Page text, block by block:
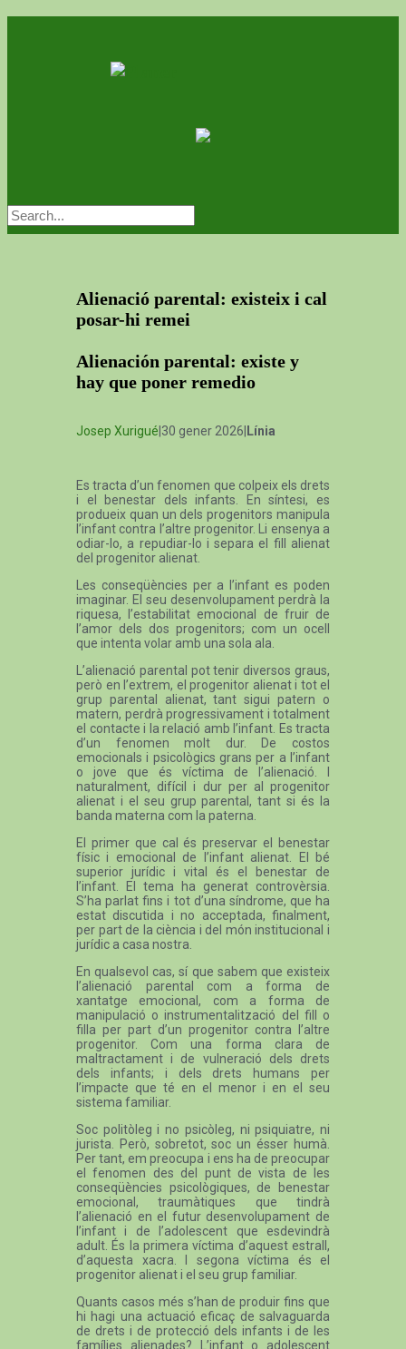
Alienació parental: existeix i cal
posar-hi remei
Alienación parental: existe y
hay que poner remedio
Josep Xurigué |30 gener 2026| Línia
Es tracta d’un fenomen que colpeix els drets
i el benestar dels infants. En síntesi, es
produeix quan un dels progenitors manipula
l’infant contra l’altre progenitor. Li ensenya a
odiar-lo, a repudiar-lo i separa el fill alienat
del progenitor alienat.
Les conseqüències per a l’infant es poden
imaginar. El seu desenvolupament perdrà la
riquesa, l’estabilitat emocional de fruir de
l’amor dels dos progenitors; com un ocell
que intenta volar amb una sola ala.
L’alienació parental pot tenir diversos graus,
però en l’extrem, el progenitor alienat i tot el
grup parental alienat, tant sigui patern o
matern, perdrà progressivament i totalment
el contacte i la relació amb l’infant. Es tracta
d’un fenomen molt dur. De costos
emocionals i psicològics grans per a l’infant
o jove que és víctima de l’alienació. I
naturalment, difícil i dur per al progenitor
alienat i el seu grup parental, tant si és la
banda materna com la paterna.
El primer que cal és preservar el benestar
físic i emocional de l’infant alienat. El bé
superior jurídic i vital és el benestar de
l’infant. El tema ha generat controvèrsia.
S’ha parlat fins i tot d’una síndrome, que ha
estat discutida i no acceptada, finalment,
per part de la ciència i del món institucional i
jurídic a casa nostra.
En qualsevol cas, sí que sabem que existeix
l’alienació parental com a forma de
xantatge emocional, com a forma de
manipulació o instrumentalització del fill o
filla per part d’un progenitor contra l’altre
progenitor. Com una forma clara de
maltractament i de vulneració dels drets
dels infants; i dels drets humans per
l’impacte que té en el menor i en el seu
sistema familiar.
Soc politòleg i no psicòleg, ni psiquiatre, ni
jurista. Però, sobretot, soc un ésser humà.
Per tant, em preocupa i ens ha de preocupar
el fenomen des del punt de vista de les
conseqüències psicològiques, de benestar
emocional, traumàtiques que tindrà
l’alienació en el futur desenvolupament de
l’infant i de l’adolescent que esdevindrà
adult. És la primera víctima d’aquest estrall,
d’aquesta xacra. I segona víctima és el
progenitor alienat i el seu grup familiar.
Quants casos més s’han de produir fins que
hi hagi una actuació eficaç de salvaguarda
de drets i de protecció dels infants i de les
famílies alienades? L’infant o adolescent